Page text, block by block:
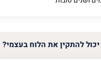
להתקין את הלוח בעצמי?